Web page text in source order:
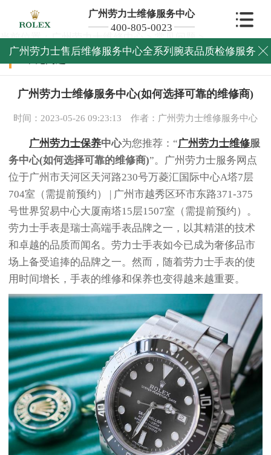
广州劳力士维修服务中心
400-805-0023
广州劳力士售后维修服务中心全系列腕表品质检修服务 
当前位置：广州劳力士维修中心>常见问题>
常见问题
广州劳力士维修服务中心(如何选择可靠的维修商)
时间：2023-05-26 09:23:13 作者：广州劳力士维修服务中心
广州劳力士保养中心为您推荐：“广州劳力士维修服
务中心(如何选择可靠的维修商)”。广州劳力士服务网点
位于广州市天河区天河路230号万菱汇国际中心A塔7层
704室（需提前预约） | 广州市越秀区环市东路371-375
号世界贸易中心大厦南塔15层1507室（需提前预约）。
劳力士手表是瑞士高端手表品牌之一，以其精湛的技术
和卓越的品质而闻名。劳力士手表如今已成为奢侈品市
场上备受追捧的品牌之一。然而，随着劳力士手表的使
用时间增长，手表的维修和保养也变得越来越重要。